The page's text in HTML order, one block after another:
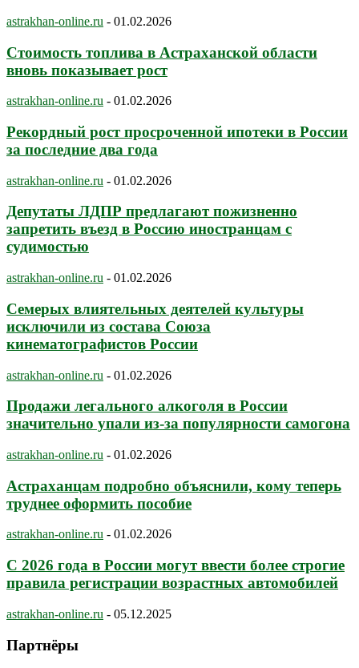
astrakhan-online.ru - 01.02.2026
Стоимость топлива в Астраханской области
вновь показывает рост
astrakhan-online.ru - 01.02.2026
Рекордный рост просроченной ипотеки в России
за последние два года
astrakhan-online.ru - 01.02.2026
Депутаты ЛДПР предлагают пожизненно
запретить въезд в Россию иностранцам с
судимостью
astrakhan-online.ru - 01.02.2026
Семерых влиятельных деятелей культуры
исключили из состава Союза
кинематографистов России
astrakhan-online.ru - 01.02.2026
Продажи легального алкоголя в России
значительно упали из-за популярности самогона
astrakhan-online.ru - 01.02.2026
Астраханцам подробно объяснили, кому теперь
труднее оформить пособие
astrakhan-online.ru - 01.02.2026
С 2026 года в России могут ввести более строгие
правила регистрации возрастных автомобилей
astrakhan-online.ru - 05.12.2025
Партнёры